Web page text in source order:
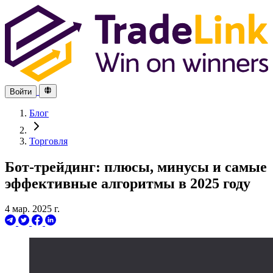
Войти
Блог
Торговля
Бот-трейдинг: плюсы, минусы и самые
эффективные алгоритмы в 2025 году
4 мар. 2025 г.